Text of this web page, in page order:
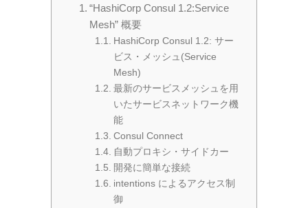
“HashiCorp Consul 1.2:Service
Mesh” 概要
HashiCorp Consul 1.2: サー
ビス・メッシュ(Service
Mesh)
最新のサービスメッシュを用
いたサービスネットワーク機
能
Consul Connect
自動プロキシ・サイドカー
開発に簡単な接続
intentions によるアクセス制
御